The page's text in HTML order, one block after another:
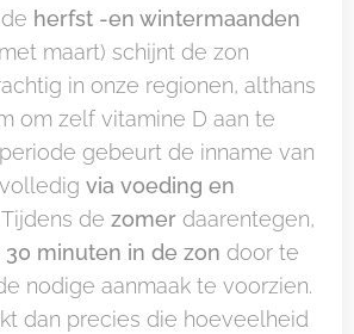
herfst -en wintermaanden
maart) schijnt de zon
in onze regionen, althans
om zelf vitamine D aan te
gebeurt de inname van
via voeding en
Tijdens de zomer daarentegen,
30 minuten in de zon door te
nodige aanmaak te voorzien.
dan precies die hoeveelheid